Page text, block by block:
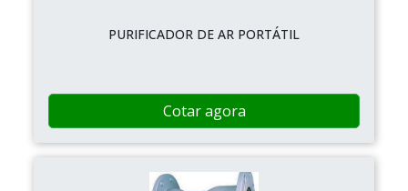
PURIFICADOR DE AR PORTÁTIL
Cotar agora